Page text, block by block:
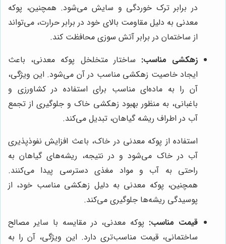
در برابر ترک خوردگی و سایش می‌شود. همچنین، پوکه
معدنی به دلیل مقاومت بالای خود در برابر حرارت، می‌تواند
از ساختمان در برابر آتش سوزی محافظت کند.
زهکشی مناسب: ساختار متخلخل پوکه معدنی، باعث
ایجاد خاصیت زهکشی مناسب در آن می‌شود. این ویژگی،
آن را به ماده‌ای مناسب برای استفاده در کشاورزی و
باغبانی، به منظور بهبود زهکشی خاک و جلوگیری از تجمع
آب در اطراف ریشه گیاهان، تبدیل می‌کند.
استفاده از پوکه معدنی در خاک، باعث افزایش نفوذپذیری
آب در خاک می‌شود و در نتیجه، ریشه‌های گیاهان به
راحتی به آب و مواد مغذی دسترسی پیدا می‌کنند.
همچنین، پوکه معدنی به دلیل زهکشی مناسب خود، از
پوسیدگی ریشه‌ها جلوگیری می‌کند.
قیمت مناسب: پوکه معدنی، در مقایسه با سایر مصالح
ساختمانی، قیمت مناسب‌تری دارد. این ویژگی، آن را به